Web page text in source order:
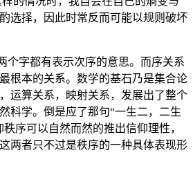
选择，因此时常反而可能以规则破坏
个字都有表示次序的意思。而序关系
根本的关系。数学的基石乃是集合论
运算关系，映射关系，发展出了整个
科学。倒是应了那句“一生二，二生
序可以自然而然的推出信仰理性，
两者只不过是秩序的一种具体表现形